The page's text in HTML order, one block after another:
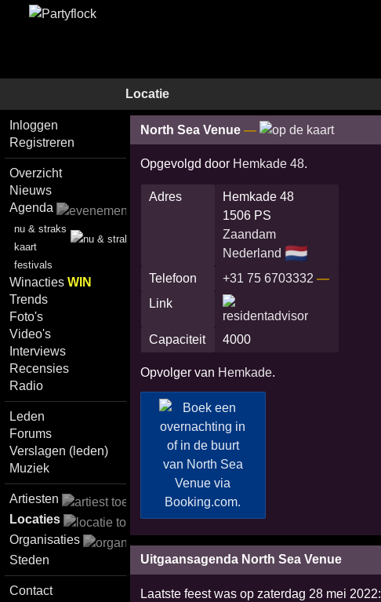
Locatie
Inloggen
Registreren
Overzicht
Nieuws
Agenda
nu & straks
kaart
festivals
WinactiesWIN
Trends
Foto's
Video's
Interviews
Recensies
Radio
Leden
Forums
Verslagen (leden)
Muziek
Artiesten
Locaties
Organisaties
Steden
Contact
North Sea Venue —
Opgevolgd door Hemkade 48.
Adres
Hemkade 48
1506 PS
Zaandam
Nederland 🇳🇱
Telefoon +31 75 6703332 —
Link
Capaciteit 4000
Opvolger van Hemkade.
Uitgaansagenda North Sea Venue
Laatste feest was op zaterdag 28 mei 2022: